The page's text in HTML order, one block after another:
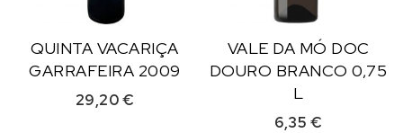
QUINTA VACARIÇA
GARRAFEIRA 2009
29,20€
VALE DA MÓ DOC
DOURO BRANCO 0,75
L
6,35 €